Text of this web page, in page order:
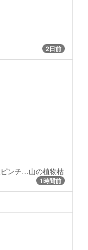
2日前
ピンチ…山の植物枯
1時間前